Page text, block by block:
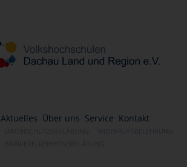
Aktuelles Über uns Service Kontakt